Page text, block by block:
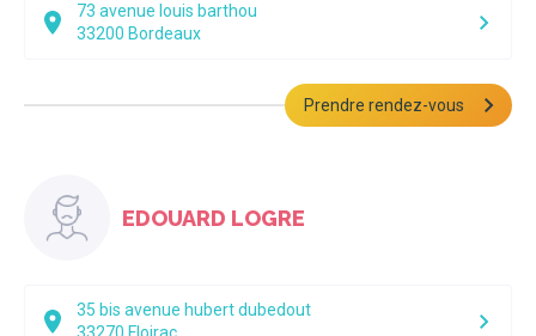
73 avenue louis barthou
33200 Bordeaux
Prendre rendez-vous
EDOUARD LOGRE
35 bis avenue hubert dubedout